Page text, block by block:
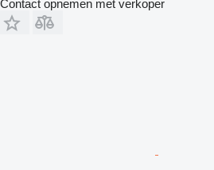
Contact opnemen met verkoper